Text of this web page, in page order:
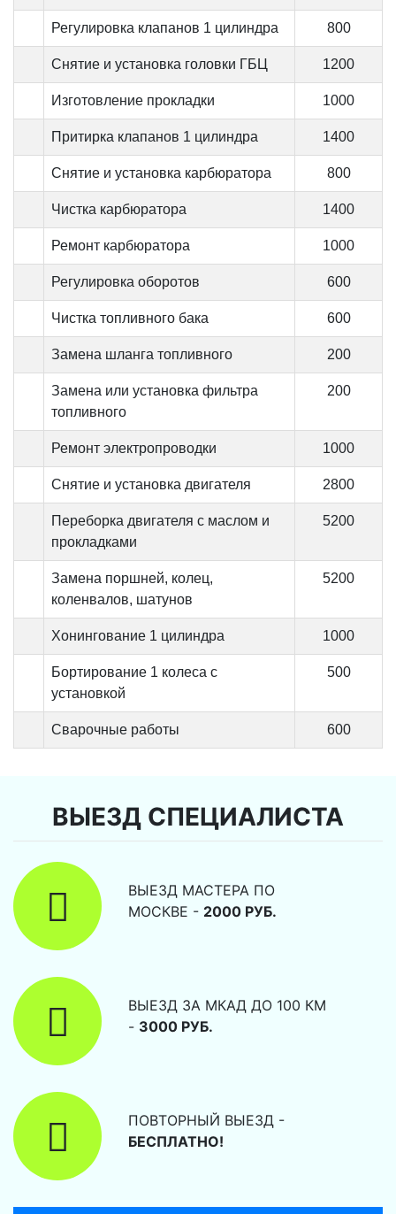
Регулировка клапанов 1 цилиндра 800
Снятие и установка головки ГБЦ 1200
Изготовление прокладки 1000
Притирка клапанов 1 цилиндра 1400
Снятие и установка карбюратора 800
Чистка карбюратора 1400
Ремонт карбюратора 1000
Регулировка оборотов 600
Чистка топливного бака 600
Замена шланга топливного 200
Замена или установка фильтра
топливного
200
Ремонт электропроводки 1000
Снятие и установка двигателя 2800
Переборка двигателя с маслом и
прокладками
5200
Замена поршней, колец,
коленвалов, шатунов
5200
Хонингование 1 цилиндра 1000
Бортирование 1 колеса с
установкой
500
Сварочные работы 600
ВЫЕЗД СПЕЦИАЛИСТА
ВЫЕЗД МАСТЕРА ПО
МОСКВЕ - 2000 РУБ.
ВЫЕЗД ЗА МКАД ДО 100 КМ
- 3000 РУБ.
ПОВТОРНЫЙ ВЫЕЗД -
БЕСПЛАТНО!